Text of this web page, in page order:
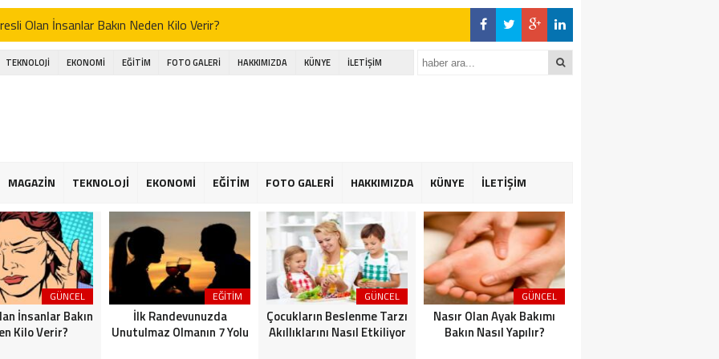
Olan İnsanlar Bakın Neden Kilo Verir?
Unutulmaz Olmanın 7 Yolu
izinli oldukları günlerinde başka bir yerlerde çalışabilir mi?
en uzun yıldırım kayıtları tespit edildi
önce yaşamış olan böceklerin renkleri keşfedildi
TEKNOLOJİ EKONOMİ EĞİTİM FOTO GALERİ HAKKIMIZDA KÜNYE İLETİŞİM
MAGAZİN TEKNOLOJİ EKONOMİ EĞİTİM FOTO GALERİ HAKKIMIZDA KÜNYE İLETİŞİM
GÜNCEL
İnsanlar Bakın
Kilo Verir?
EĞİTİM
İlk Randevunuzda
Unutulmaz Olmanın 7 Yolu
GÜNCEL
Çocukların Beslenme Tarzı
Akıllıklarını Nasıl Etkiliyor
GÜNCEL
Nasır Olan Ayak Bakımı
Bakın Nasıl Yapılır?